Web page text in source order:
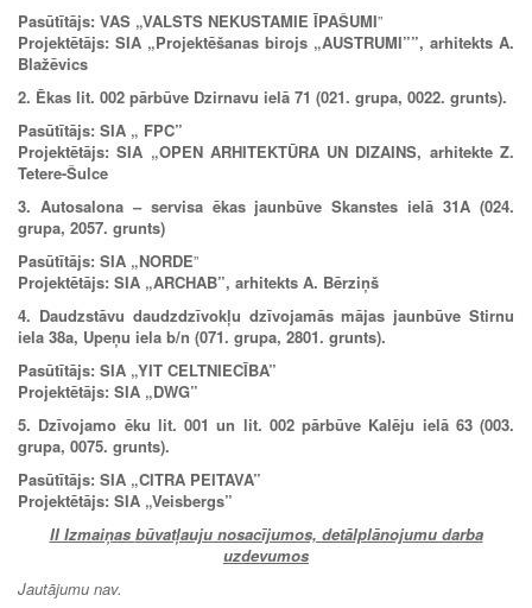
Pasūtītājs: VAS „VALSTS NEKUSTAMIE ĪPAŠUMI”
Projektētājs: SIA „Projektēšanas birojs „AUSTRUMI””, arhitekts A.
Blažēvics
2. Ēkas lit. 002 pārbūve Dzirnavu ielā 71 (021. grupa, 0022. grunts).
Pasūtītājs: SIA „ FPC”
Projektētājs: SIA „OPEN ARHITEKTŪRA UN DIZAINS, arhitekte Z.
Tetere-Šulce
3. Autosalona – servisa ēkas jaunbūve Skanstes ielā 31A (024.
grupa, 2057. grunts)
Pasūtītājs: SIA „NORDE”
Projektētājs: SIA „ARCHAB”, arhitekts A. Bērziņš
4. Daudzstāvu daudzdzīvokļu dzīvojamās mājas jaunbūve Stirnu
iela 38a, Upeņu iela b/n (071. grupa, 2801. grunts).
Pasūtītājs: SIA „YIT CELTNIECĪBA”
Projektētājs: SIA „DWG”
5. Dzīvojamo ēku lit. 001 un lit. 002 pārbūve Kalēju ielā 63 (003.
grupa, 0075. grunts).
Pasūtītājs: SIA „CITRA PEITAVA”
Projektētājs: SIA „Veisbergs”
II Izmaiņas būvatļauju nosacījumos, detālplānojumu darba
uzdevumos
Jautājumu nav.